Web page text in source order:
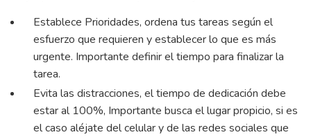
Establece Prioridades, ordena tus tareas según el
esfuerzo que requieren y establecer lo que es más
urgente. Importante definir el tiempo para finalizar la
tarea.
Evita las distracciones, el tiempo de dedicación debe
estar al 100%, Importante busca el lugar propicio, si es
el caso aléjate del celular y de las redes sociales que